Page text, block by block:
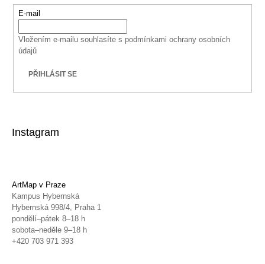
E-mail
Vložením e-mailu souhlasíte s podmínkami ochrany osobních
údajů
PŘIHLÁSIT SE
Instagram
ArtMap v Praze
Kampus Hybernská
Hybernská 998/4, Praha 1
pondělí–pátek 8–18 h
sobota–neděle 9–18 h
+420 703 971 393